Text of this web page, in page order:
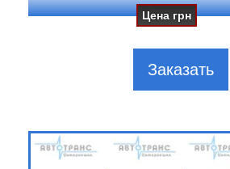
Цена грн
Заказать